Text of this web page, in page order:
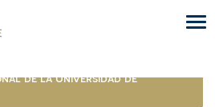
de la Universidad de